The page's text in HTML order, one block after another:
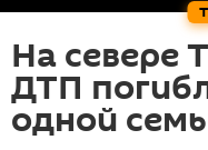
На севере
ДТП
одной